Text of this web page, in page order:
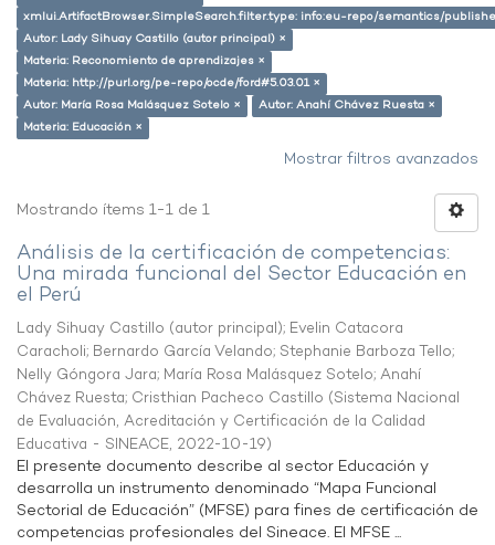
xmlui.ArtifactBrowser.SimpleSearch.filter.type: info:eu-repo/semantics/
Autor: Lady Sihuay Castillo (autor principal) ×
Materia: Reconomiento de aprendizajes ×
Materia: http://purl.org/pe-repo/ocde/ford#5.03.01 ×
Autor: María Rosa Malásquez Sotelo ×
Autor: Anahí Chávez Ruesta ×
Materia: Educación ×
Mostrar filtros avanzados
Mostrando ítems 1-1 de 1
Análisis de la certificación de competencias:
Una mirada funcional del Sector Educación en
el Perú
Lady Sihuay Castillo (autor principal); Evelin Catacora
Caracholi; Bernardo García Velando; Stephanie Barboza Tello;
Nelly Góngora Jara; María Rosa Malásquez Sotelo; Anahí
Chávez Ruesta; Cristhian Pacheco Castillo (Sistema Nacional
de Evaluación, Acreditación y Certificación de la Calidad
Educativa - SINEACE, 2022-10-19)
El presente documento describe al sector Educación y
desarrolla un instrumento denominado “Mapa Funcional
Sectorial de Educación” (MFSE) para fines de certificación de
competencias profesionales del Sineace. El MFSE ...